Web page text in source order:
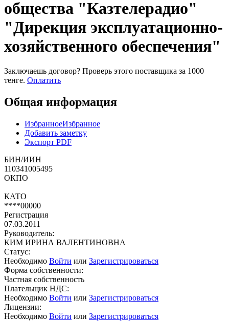
общества "Казтелерадио"
"Дирекция эксплуатационно-
хозяйственного обеспечения"
Заключаешь договор? Проверь этого поставщика за 1000
тенге. Оплатить
Общая информация
ИзбранноеИзбранное
Добавить заметку
Экспорт PDF
БИН/ИИН
110341005495
ОКПО
КАТО
****00000
Регистрация
07.03.2011
Руководитель:
КИМ ИРИНА ВАЛЕНТИНОВНА
Статус:
Необходимо Войти или Зарегистрироваться
Форма собственности:
Частная собственность
Плательщик НДС:
Необходимо Войти или Зарегистрироваться
Лицензии:
Необходимо Войти или Зарегистрироваться